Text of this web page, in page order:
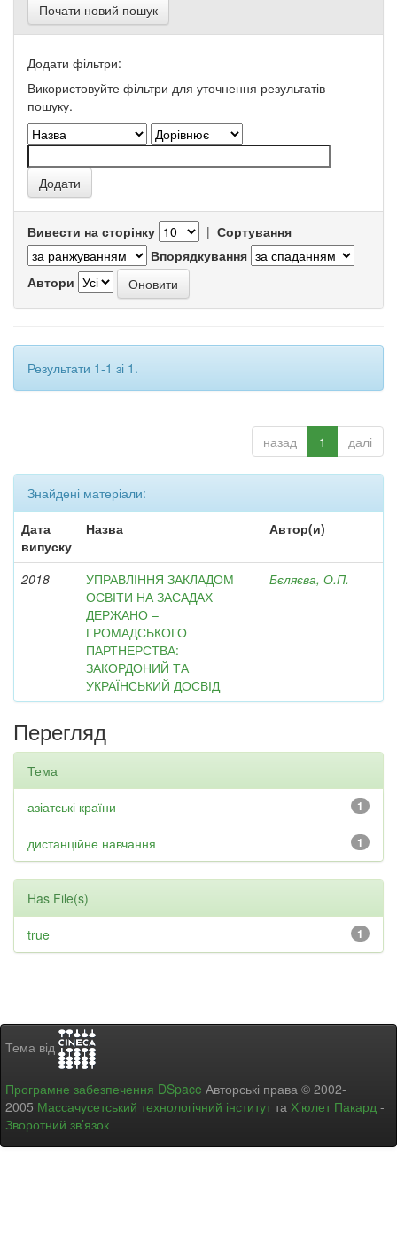
Почати новий пошук
Додати фільтри:
Використовуйте фільтри для уточнення результатів
пошуку.
Вивести на сторінку | Сортування
Впорядкування
Автори
Результати 1-1 зі 1.
назад 1 далі
Знайдені матеріали:
Дата
випуску
Назва Автор(и)
2018
УПРАВЛІННЯ ЗАКЛАДОМ
ОСВІТИ НА ЗАСАДАХ
ДЕРЖАНО –
ГРОМАДСЬКОГО
ПАРТНЕРСТВА:
ЗАКОРДОНИЙ ТА
УКРАЇНСЬКИЙ ДОСВІД
Бєляєва, О.П.
Перегляд
Тема
1
азіатські країни
1
дистанційне навчання
Has File(s)
1
true
Тема від
Програмне забезпечення DSpace Авторські права © 2002-
2005 Массачусетський технологічний інститут та Х’юлет Пакард -
Зворотний зв’язок